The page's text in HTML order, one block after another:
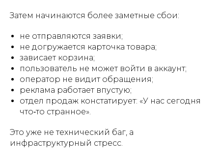
Затем начинаются более заметные сбои:
не отправляются заявки;
не догружается карточка товара;
зависает корзина;
пользователь не может войти в аккаунт;
оператор не видит обращения;
реклама работает впустую;
отдел продаж констатирует: «У нас сегодня
что‑то странное».
Это уже не технический баг, а
инфраструктурный стресс.